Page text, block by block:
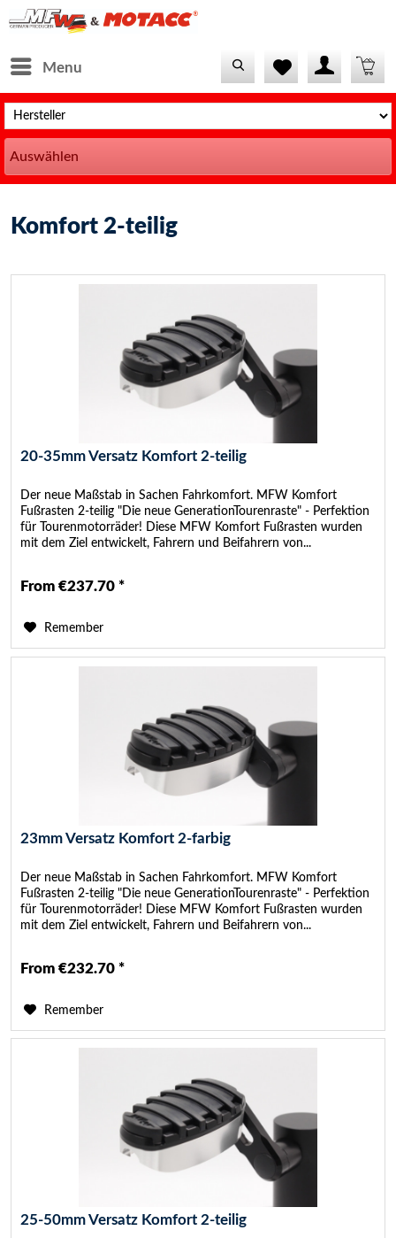
Menu
Auswählen
Komfort 2-teilig
20-35mm Versatz Komfort 2-teilig
Der neue Maßstab in Sachen Fahrkomfort. MFW Komfort
Fußrasten 2-teilig "Die neue GenerationTourenraste" - Perfektion
für Tourenmotorräder! Diese MFW Komfort Fußrasten wurden
mit dem Ziel entwickelt, Fahrern und Beifahrern von...
From €237.70 *
Remember
23mm Versatz Komfort 2-farbig
Der neue Maßstab in Sachen Fahrkomfort. MFW Komfort
Fußrasten 2-teilig "Die neue GenerationTourenraste" - Perfektion
für Tourenmotorräder! Diese MFW Komfort Fußrasten wurden
mit dem Ziel entwickelt, Fahrern und Beifahrern von...
From €232.70 *
Remember
25-50mm Versatz Komfort 2-teilig